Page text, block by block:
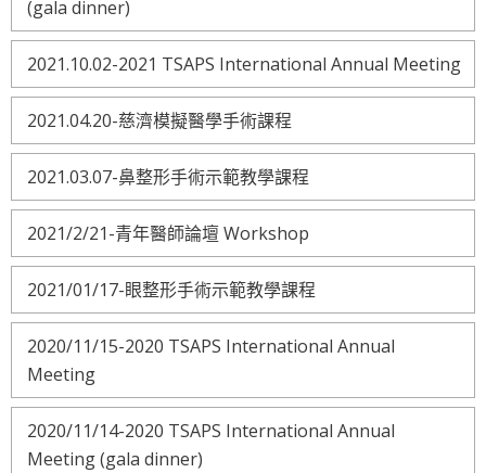
(gala dinner)
2021.10.02-2021 TSAPS International Annual Meeting
2021.04.20-慈濟模擬醫學手術課程
2021.03.07-鼻整形手術示範教學課程
2021/2/21-青年醫師論壇 Workshop
2021/01/17-眼整形手術示範教學課程
2020/11/15-2020 TSAPS International Annual
Meeting
2020/11/14-2020 TSAPS International Annual
Meeting (gala dinner)